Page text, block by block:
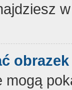
mogą